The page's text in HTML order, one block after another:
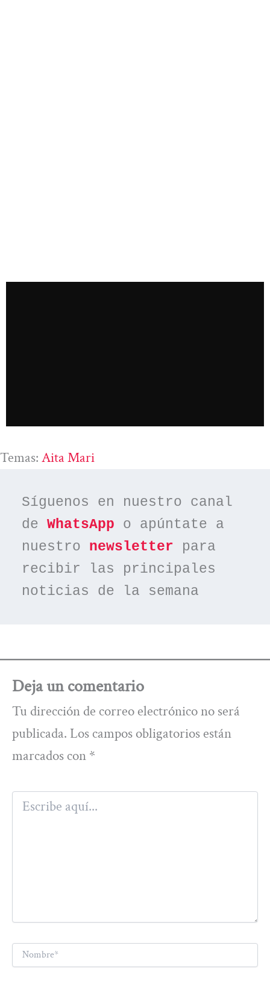
Temas: Aita Mari
Síguenos en nuestro canal
de WhatsApp o apúntate a
nuestro newsletter para
recibir las principales
noticias de la semana
Deja un comentario
Tu dirección de correo electrónico no será
publicada. Los campos obligatorios están
marcados con *
Escribe
aquí...
Nombre*